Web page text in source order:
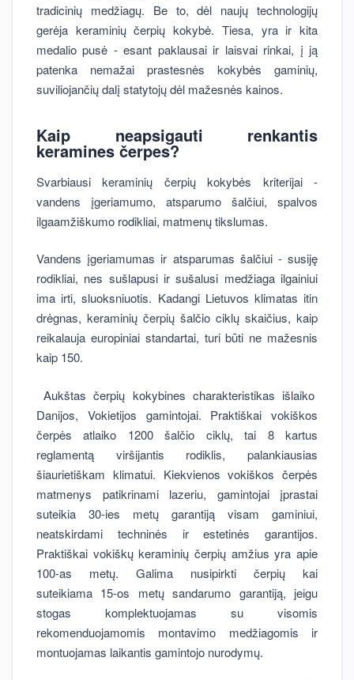
tradicinių medžiagų. Be to, dėl naujų technologijų
gerėja keraminių čerpių kokybė. Tiesa, yra ir kita
medalio pusė - esant paklausai ir laisvai rinkai, į ją
patenka nemažai prastesnės kokybės gaminių,
suviliojančių dalį statytojų dėl mažesnės kainos.
Kaip neapsigauti renkantis
keramines čerpes?
Svarbiausi keraminių čerpių kokybės kriterijai -
vandens įgeriamumo, atsparumo šalčiui, spalvos
ilgaamžiškumo rodikliai, matmenų tikslumas.
Vandens įgeriamumas ir atsparumas šalčiui - susiję
rodikliai, nes sušlapusi ir sušalusi medžiaga ilgainiui
ima irti, sluoksniuotis. Kadangi Lietuvos klimatas itin
drėgnas, keraminių čerpių šalčio ciklų skaičius, kaip
reikalauja europiniai standartai, turi būti ne mažesnis
kaip 150.
Aukštas čerpių kokybines charakteristikas išlaiko
Danijos, Vokietijos gamintojai. Praktiškai vokiškos
čerpės atlaiko 1200 šalčio ciklų, tai 8 kartus
reglamentą viršijantis rodiklis, palankiausias
šiaurietiškam klimatui. Kiekvienos vokiškos čerpės
matmenys patikrinami lazeriu, gamintojai įprastai
suteikia 30-ies metų garantiją visam gaminiui,
neatskirdami techninės ir estetinės garantijos.
Praktiškai vokiškų keraminių čerpių amžius yra apie
100-as metų. Galima nusipirkti čerpių kai
suteikiama 15-os metų sandarumo garantiją, jeigu
stogas komplektuojamas su visomis
rekomenduojamomis montavimo medžiagomis ir
montuojamas laikantis gamintojo nurodymų.